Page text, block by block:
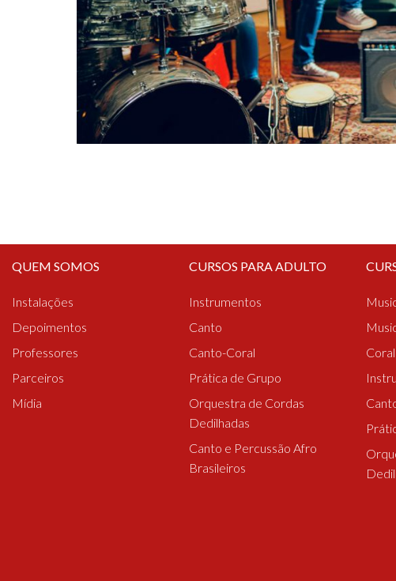
QUEM SOMOS
Instalações
Depoimentos
Professores
Parceiros
Mídia
CURSOS PARA ADULTO
Instrumentos
Canto
Canto-Coral
Prática de Grupo
Orquestra de Cordas
Dedilhadas
Canto e Percussão Afro
Brasileiros